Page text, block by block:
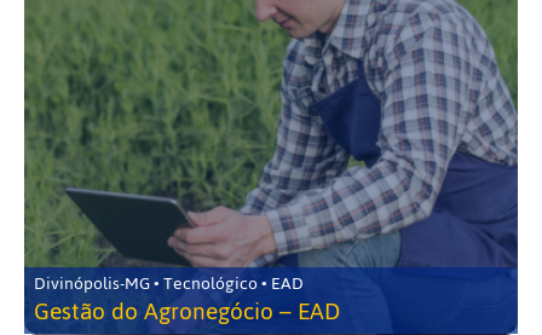
Divinópolis-MG • Tecnológico • EAD
Gestão do Agronegócio – EAD